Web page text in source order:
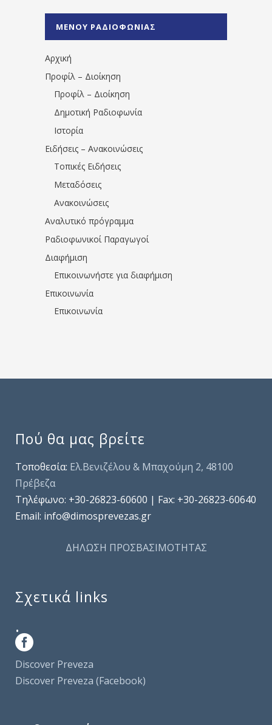
1531194763766854/" artist="" ]
ΜΕΝΟΥ ΡΑΔΙΟΦΩΝΙΑΣ
Αρχική
Προφίλ – Διοίκηση
Προφίλ – Διοίκηση
Δημοτική Ραδιοφωνία
Ιστορία
Ειδήσεις – Ανακοινώσεις
Τοπικές Ειδήσεις
Μεταδόσεις
Ανακοινώσεις
Αναλυτικό πρόγραμμα
Ραδιοφωνικοί Παραγωγοί
Διαφήμιση
Επικοινωνήστε για διαφήμιση
Επικοινωνία
Επικοινωνία
Πού θα μας βρείτε
Τοποθεσία: Ελ.Βενιζέλου & Μπαχούμη 2, 48100
Πρέβεζα
Τηλέφωνo: +30-26823-60600 | Fax: +30-26823-60640
Email: info@dimosprevezas.gr
ΔΗΛΩΣΗ ΠΡΟΣΒΑΣΙΜΟΤΗΤΑΣ
Σχετικά links
.
Discover Preveza
Discover Preveza (Facebook)